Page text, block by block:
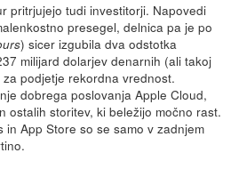
pritrjujejo tudi investitorji. Napovedi
presegel, delnica pa je po
) sicer izgubila dva odstotka
milijard dolarjev denarnih (ali takoj
podjetje rekordna vrednost.
dobrega poslovanja Apple Cloud,
ostalih storitev, ki beležijo močno rast.
in App Store so se samo v zadnjem